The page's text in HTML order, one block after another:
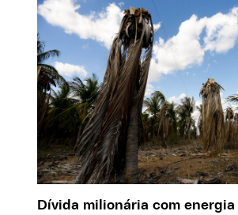
Dívida milionária com energia